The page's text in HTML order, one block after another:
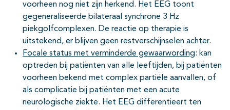
voorheen nog niet zijn herkend. Het EEG toont
gegeneraliseerde bilateraal synchrone 3 Hz
piekgolfcomplexen. De reactie op therapie is
uitstekend, er blijven geen restverschijnselen achter.
Focale status met verminderde gewaarwording: kan
optreden bij patiënten van alle leeftijden, bij patiënten
voorheen bekend met complex partiële aanvallen, of
als complicatie bij patiënten met een acute
neurologische ziekte. Het EEG differentieert ten